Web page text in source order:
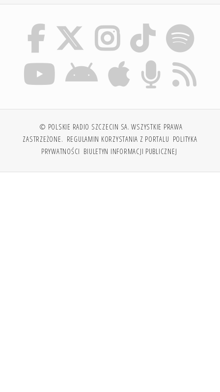
© POLSKIE RADIO SZCZECIN SA. WSZYSTKIE PRAWA
ZASTRZEŻONE. REGULAMIN KORZYSTANIA Z PORTALU POLITYKA
PRYWATNOŚCI BIULETYN INFORMACJI PUBLICZNEJ